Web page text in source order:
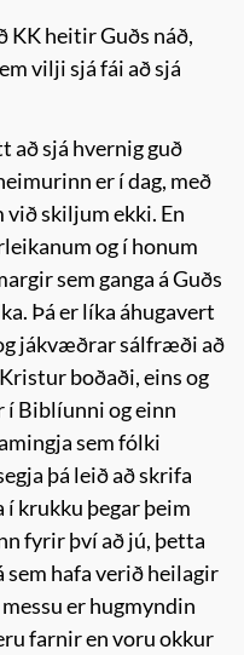
KK heitir Guðs náð,
vilji sjá fái að sjá
að sjá hvernig guð
er í dag, með
skiljum ekki. En
og í honum
sem ganga á Guðs
Þá er líka áhugavert
jákvæðrar sálfræði að
boðaði, eins og
Biblíunni og einn
sem fólki
þá leið að skrifa
í krukku þegar þeim
fyrir því að jú, þetta
sem hafa verið heilagir
er hugmyndin
farnir en voru okkur